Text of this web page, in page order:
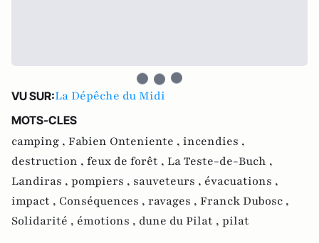
VU SUR:La Dépêche du Midi
MOTS-CLES
camping , Fabien Onteniente , incendies ,
destruction , feux de forêt , La Teste-de-Buch ,
Landiras , pompiers , sauveteurs , évacuations ,
impact , Conséquences , ravages , Franck Dubosc ,
Solidarité , émotions , dune du Pilat , pilat